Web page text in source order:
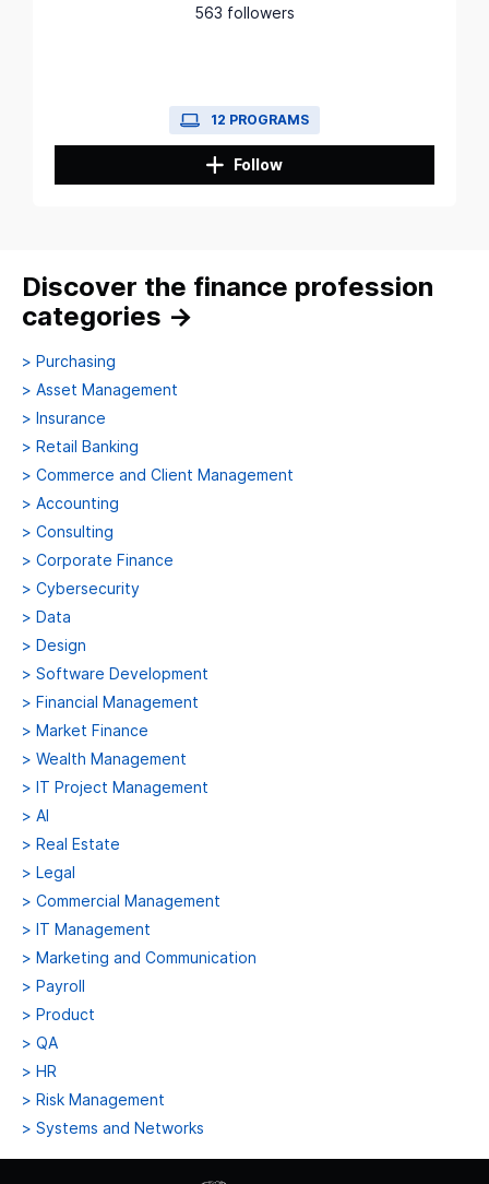
563 followers
12 PROGRAMS
Follow
Discover the finance profession
categories →
> Purchasing
> Asset Management
> Insurance
> Retail Banking
> Commerce and Client Management
> Accounting
> Consulting
> Corporate Finance
> Cybersecurity
> Data
> Design
> Software Development
> Financial Management
> Market Finance
> Wealth Management
> IT Project Management
> AI
> Real Estate
> Legal
> Commercial Management
> IT Management
> Marketing and Communication
> Payroll
> Product
> QA
> HR
> Risk Management
> Systems and Networks